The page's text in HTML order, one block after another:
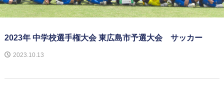
2023年 中学校選手権大会 東広島市予選大会 サッカー
2023.10.13